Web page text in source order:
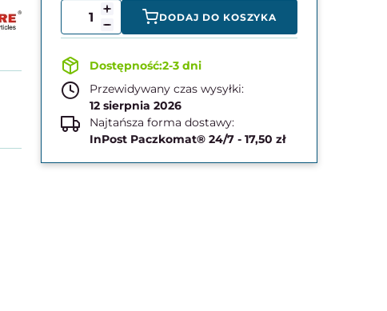
DODAJ DO KOSZYKA
2-3 dni
Przewidywany czas wysyłki:
12 sierpnia 2026
Najtańsza forma dostawy:
InPost Paczkomat® 24/7 - 17,50 zł